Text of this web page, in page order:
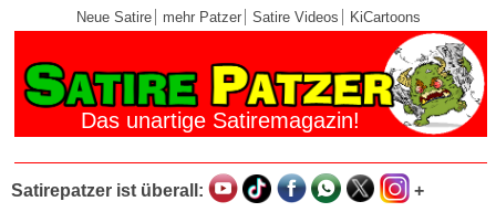
Neue Satire mehr Patzer Satire Videos KiCartoons
Das unartige Satiremagazin!
Satirepatzer ist überall: +